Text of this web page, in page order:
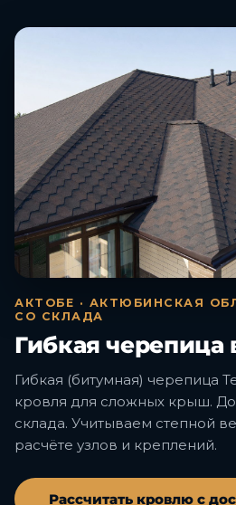
АКТОБЕ · АКТЮБИНСКАЯ
СО СКЛАДА
Гибкая черепица
Гибкая (битумная) черепица
кровля для сложных крыш.
склада. Учитываем степной
расчёте узлов и креплений.
Рассчитать кровлю с